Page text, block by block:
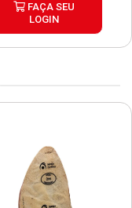
FAÇA SEU
LOGIN